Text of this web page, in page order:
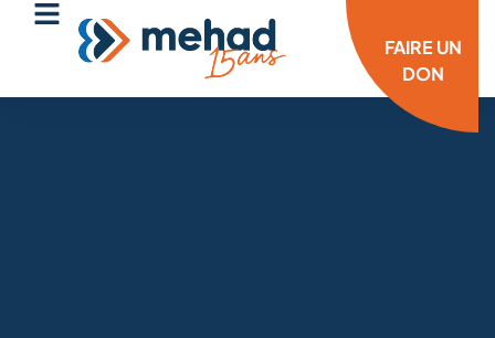
FAIRE UN
DON